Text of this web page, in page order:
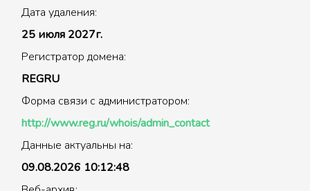
Дата удаления:
25 июля 2027г.
Регистратор домена:
REGRU
Форма связи с администратором:
http://www.reg.ru/whois/admin_contact
Данные актуальны на:
09.08.2026 10:12:48